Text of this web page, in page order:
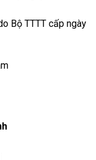
Bộ TTTT cấp ngày